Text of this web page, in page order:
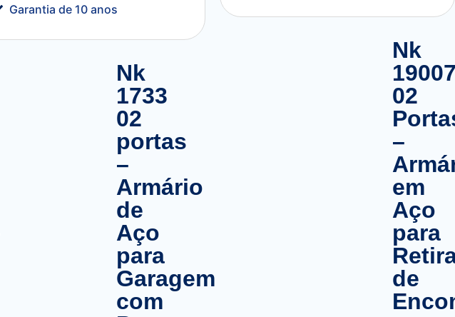
Garantia de 10 anos
Nk
1733
02
portas
–
Armário
de
Aço
para
Garagem
com
Nk
02
–
em
Aço
para
de